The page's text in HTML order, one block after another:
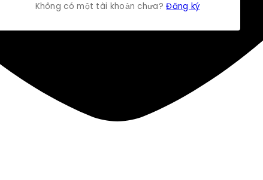
Không có một tài khoản chưa?Đăng ký